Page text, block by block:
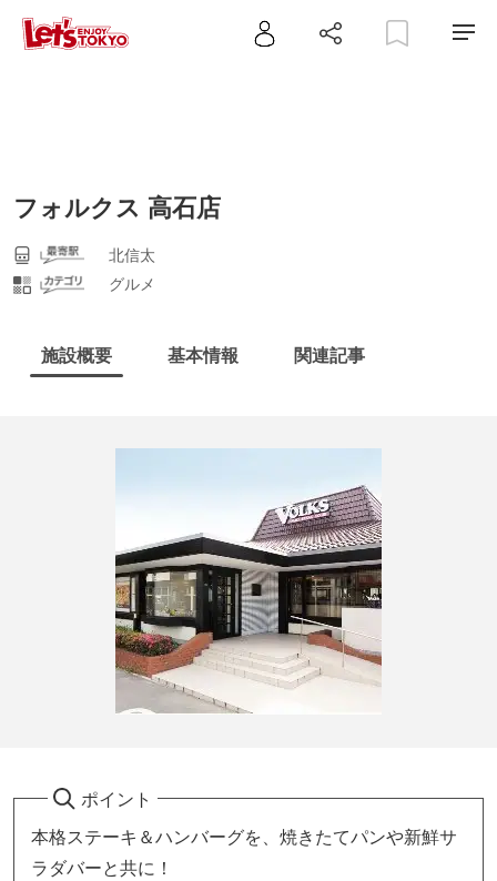
フォルクス 高石店
北信太
グルメ
施設概要 基本情報 関連記事
ポイント
本格ステーキ＆ハンバーグを、焼きたてパンや新鮮サ
ラダバーと共に！